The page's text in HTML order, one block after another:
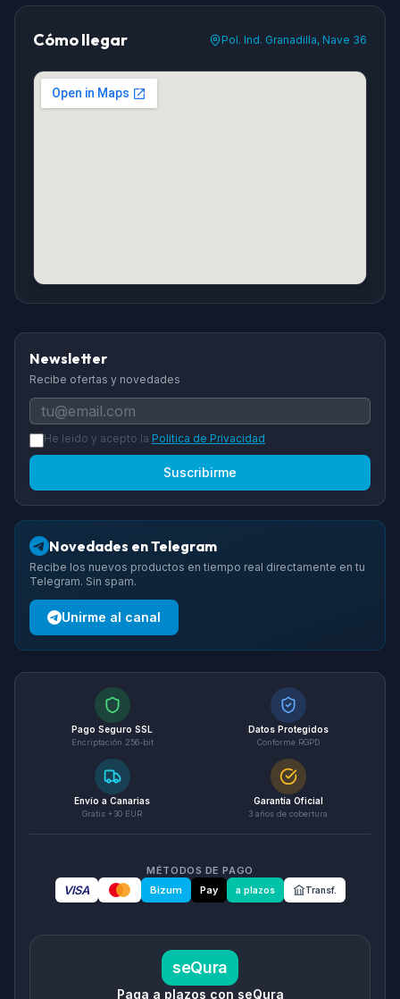
Cómo llegar Pol. Ind. Granadilla, Nave 36
Newsletter
Recibe ofertas y novedades
He leido y acepto la Politica de Privacidad
Suscribirme
Novedades en Telegram
Recibe los nuevos productos en tiempo real directamente en tu
Telegram. Sin spam.
Unirme al canal
Pago Seguro SSL
Encriptación 256-bit
Datos Protegidos
Conforme RGPD
Envío a Canarias
Gratis +30 EUR
Garantía Oficial
3 años de cobertura
MÉTODOS DE PAGO
VISA Bizum Pay a plazos Transf.
seQura
Paga a plazos con seQura